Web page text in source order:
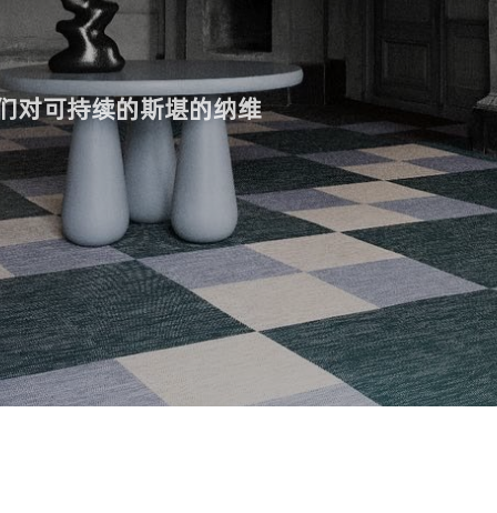
对可持续的斯堪的纳维